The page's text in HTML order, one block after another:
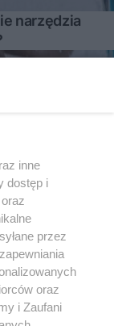
narzędzia
powielany i
sposób
polu
w
użycie
naruszeniem
groźbą kary i
inne
dostęp i
przez
oraz
i Zaufani